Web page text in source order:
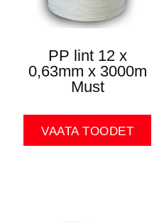
PP lint 12 x
0,63mm x 3000m
Must
VAATA TOODET